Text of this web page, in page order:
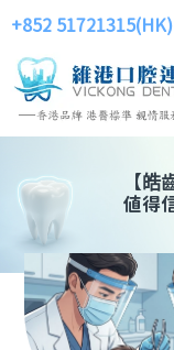
+852 51721315(HK)
【皓
值得